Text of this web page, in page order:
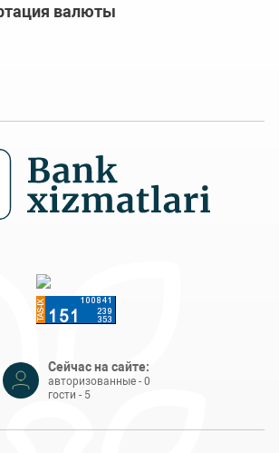
валюты
Сейчас на сайте:
авторизованные - 0
гости - 5